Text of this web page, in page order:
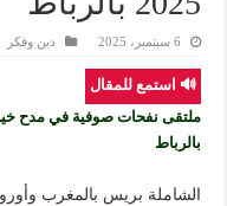
6 سبتمبر، 2025 دين وفكر
🔊 استمع للمقال
بالرباط
الشاملة بريس بالمغرب